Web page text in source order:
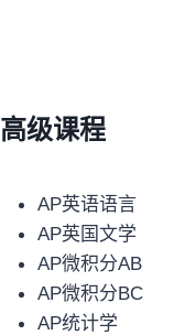
高级课程
AP英语语言
AP英国文学
AP微积分AB
AP微积分BC
AP统计学